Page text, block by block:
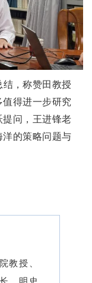
，称赞田教授
得进一步研究
问，王进锋老
的策略问题与
教授、